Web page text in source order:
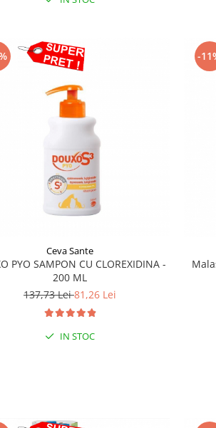
Ceva Sante
PYO SAMPON CU CLOREXIDINA -
200 ML
137,73 Lei81,26 Lei
IN STOC
-